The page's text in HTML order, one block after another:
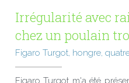
Irrégularité avec
chez un poulain
Figaro Turgot, hongre,
Figaro Turgot m'a été